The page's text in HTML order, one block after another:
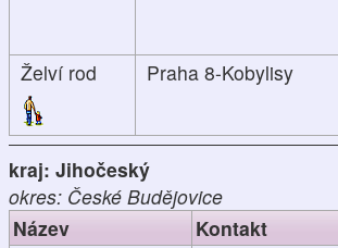
Želví rod Praha 8-Kobylisy
kraj: Jihočeský
okres: České Budějovice
Název
Kontakt